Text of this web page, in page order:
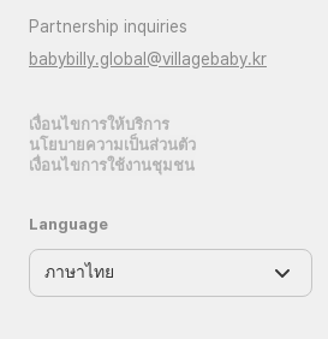
Partnership inquiries
babybilly.global@villagebaby.kr
เงื่อนไขการให้บริการ
นโยบายความเป็นส่วนตัว
เงื่อนไขการใช้งานชุมชน
Language